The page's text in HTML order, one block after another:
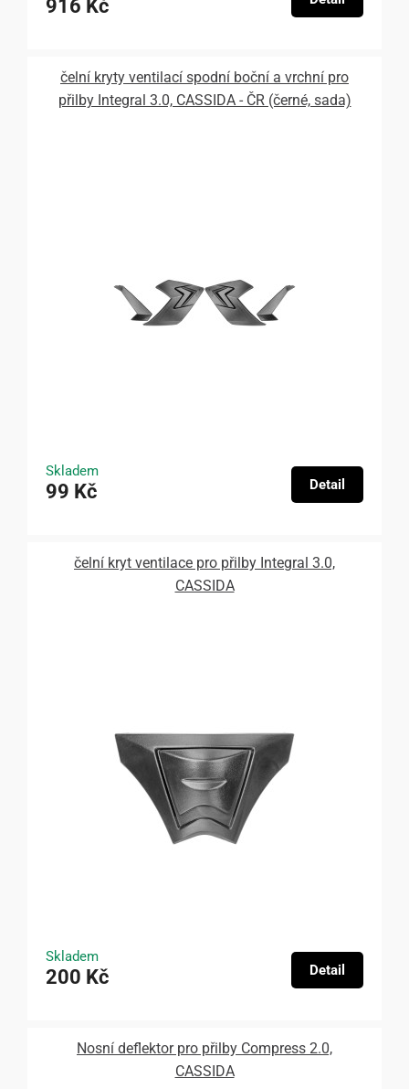
916 Kč
čelní kryty ventilací spodní boční a vrchní pro
přilby Integral 3.0, CASSIDA - ČR (černé, sada)
Skladem
99 Kč Detail
čelní kryt ventilace pro přilby Integral 3.0,
CASSIDA
Skladem
200 Kč Detail
Nosní deflektor pro přilby Compress 2.0,
CASSIDA